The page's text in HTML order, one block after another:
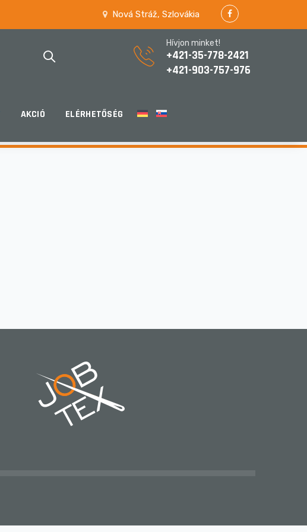
Nová Stráž, Szlovákia
Hívjon minket!
+421-35-778-2421
+421-903-757-976
AKCIÓ ELÉRHETŐSÉG HOME